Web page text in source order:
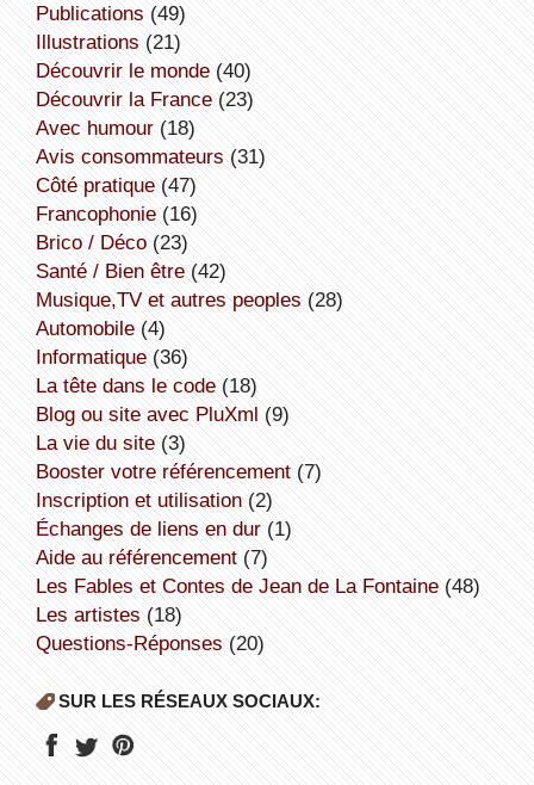
publications (49)
illustrations (21)
découvrir le monde(40)
découvrir la France(23)
avec humour(18)
avis consommateurs (31)
côté pratique(47)
Francophonie(16)
Brico / Déco(23)
Santé / Bien être(42)
Musique,TV et autres peoples (28)
Automobile(4)
informatique(36)
la tête dans le code(18)
Blog ou site avec PluXml (9)
la vie du site(3)
booster votre référencement(7)
inscription et utilisation(2)
échanges de liens en dur(1)
aide au référencement(7)
Les Fables et Contes de Jean de La Fontaine(48)
Les artistes (18)
Questions-Réponses (20)
SUR LES RÉSEAUX SOCIAUX: